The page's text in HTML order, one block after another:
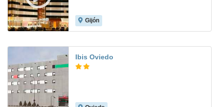
Gijón
Ibis Oviedo